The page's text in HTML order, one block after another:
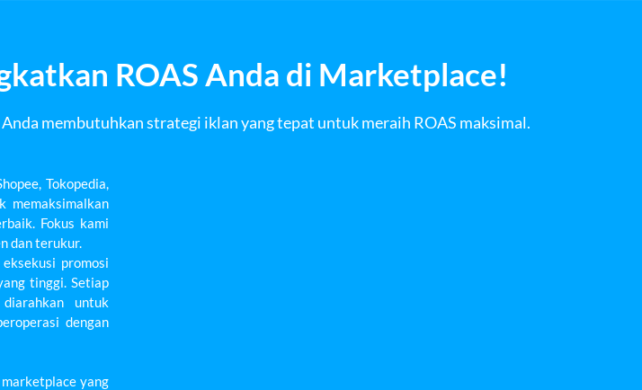
ROAS Anda di Marketplace!
membutuhkan strategi iklan yang tepat untuk meraih ROAS maksimal.
Tokopedia,
memaksimalkan
Fokus kami
dan terukur.
promosi
tinggi. Setiap
untuk
dengan
yang